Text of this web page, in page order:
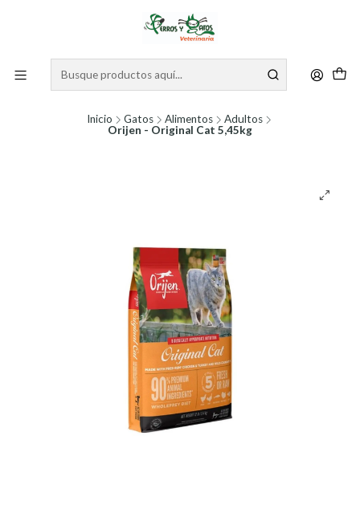
Inicio Gatos Alimentos
Adultos
Orijen - Original Cat 5,45kg